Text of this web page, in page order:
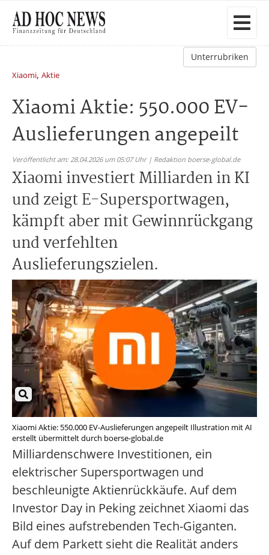
Unterrubriken
Xiaomi, Aktie
Xiaomi Aktie: 550.000 EV-
Auslieferungen angepeilt
Veröffentlicht am: 28.04.2026 um 05:07 Uhr | Redaktion boerse-global.de
Xiaomi investiert Milliarden in KI
und zeigt E-Supersportwagen,
kämpft aber mit Gewinnrückgang
und verfehlten
Auslieferungszielen.
Xiaomi Aktie: 550.000 EV-Auslieferungen angepeilt Illustration mit AI
erstellt übermittelt durch boerse-global.de
Milliardenschwere Investitionen, ein
elektrischer Supersportwagen und
beschleunigte Aktienrückkäufe. Auf dem
Investor Day in Peking zeichnet Xiaomi das
Bild eines aufstrebenden Tech-Giganten.
Auf dem Parkett sieht die Realität anders